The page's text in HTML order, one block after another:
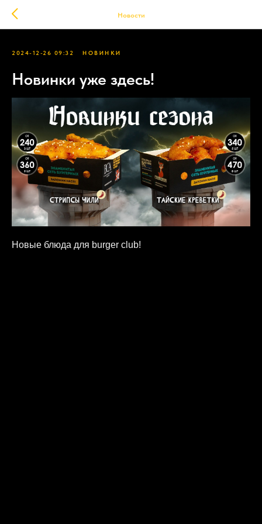
Новости
2024-12-26 09:32 НОВИНКИ
Новинки уже здесь!
Новые блюда для burger club!